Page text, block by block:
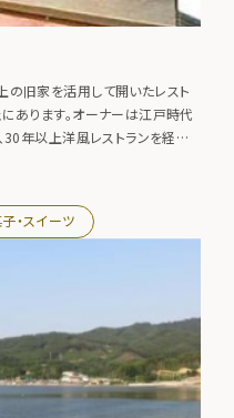
旧家を活用して開いたレスト
あります。オーナーは江戸時代
30年以上洋風レストランを経営
したご飯とともに、各種洋風メ
・スイーツ